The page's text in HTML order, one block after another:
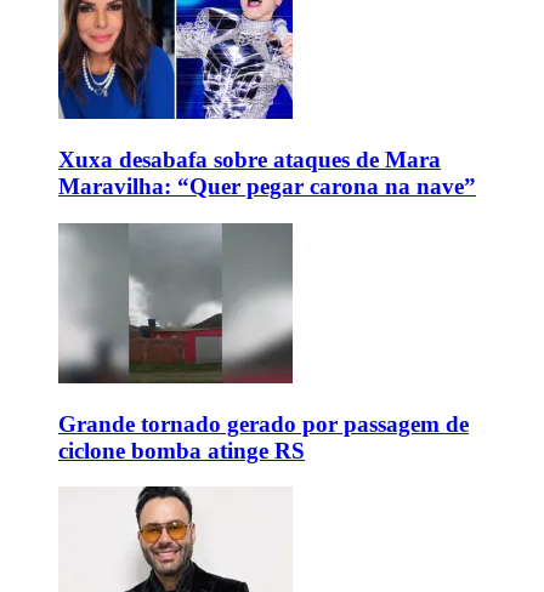
Xuxa desabafa sobre ataques de Mara
Maravilha: “Quer pegar carona na nave”
Grande tornado gerado por passagem de
ciclone bomba atinge RS